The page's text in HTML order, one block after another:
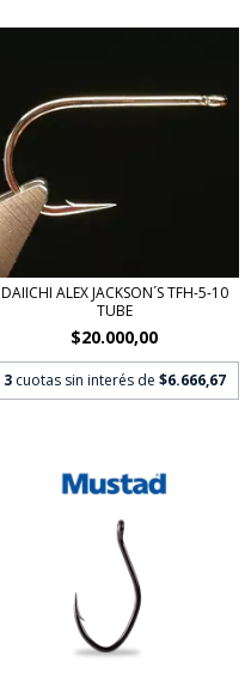
DAIICHI ALEX JACKSON´S TFH-5-10
TUBE
$20.000,00
3 cuotas sin interés de $6.666,67